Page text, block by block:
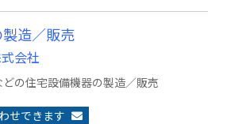
造／販売
会社
の住宅設備機器の製造／販売
せできます